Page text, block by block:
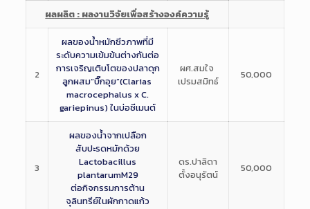
ผลผลิต : ผลงานวิจัยเพื่อสร้างองค์ความรู้
2
ผลของน้ำหมักชีวภาพที่มี
ระดับความเข้มข้นต่างกันต่อ
การเจริญเติบโตของปลาดุก
ลูกผสม“บิ๊กอุย”(Clarias
macrocephalus x C.
gariepinus) ในบ่อซีเมนต์
ผศ.สมใจ
เปรมสมิทธ์
50,000
3
ผลของน้ำจากเปลือก
สับปะรดหมักด้วย
Lactobacillus
plantarumM29
ต่อกิจกรรมการต้าน
จุลินทรีย์ในผักกาดแก้ว
ดร.ปาลิดา
ตั้งอนุรัตน์
50,000